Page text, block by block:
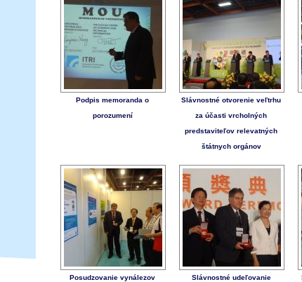
Podpis memoranda o
porozumení
Slávnostné otvorenie veľtrhu
za účasti vrcholných
predstaviteľov relevatných
štátnych orgánov
Posudzovanie vynálezov
Slávnostné udeľovanie